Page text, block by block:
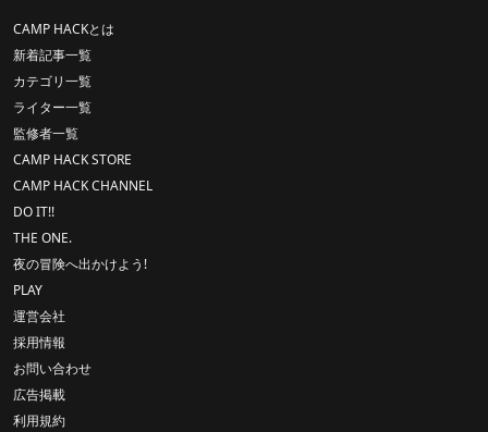
CAMP HACKとは
新着記事一覧
カテゴリ一覧
ライター一覧
監修者一覧
CAMP HACK STORE
CAMP HACK CHANNEL
DO IT!!
THE ONE.
夜の冒険へ出かけよう!
PLAY
運営会社
採用情報
お問い合わせ
広告掲載
利用規約